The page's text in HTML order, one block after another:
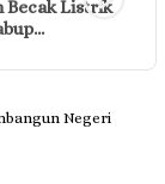
Becak Listrik